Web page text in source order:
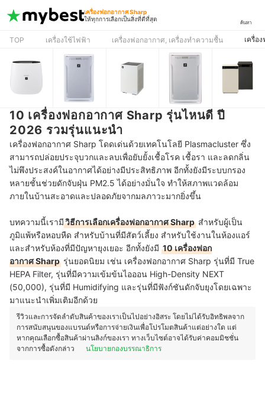
เครื่องฟอกอากาศ Sharp
ให้ทุกการเลือกเป็นสิ่งที่ดีที่สุด
ค้นหา
TOP เครื่องใช้ไฟฟ้า เครื่องฟอกอากาศ, เครื่องทำความชื้น เครื่อ
10 เครื่องฟอกอากาศ Sharp รุ่นไหนดี ปี
2026 รวมรุ่นแนะนำ
เครื่องฟอกอากาศ Sharp โดดเด่นด้วยเทคโนโลยี Plasmacluster ซึ่ง
สามารถปล่อยประจุบวกและลบเพื่อยับยั้งเชื้อโรค เชื้อรา และลดกลิ่น
ไม่พึงประสงค์ในอากาศได้อย่างมีประสิทธิภาพ อีกทั้งยังมีระบบกรอง
หลายชั้นช่วยดักจับฝุ่น PM2.5 ได้อย่างมั่นใจ ทำให้สภาพแวดล้อม
ภายในบ้านสะอาดและปลอดภัยจากมลภาวะมากยิ่งขึ้น
บทความนี้เรามีวิธีการเลือกเครื่องฟอกอากาศ Sharp สำหรับผู้เป็น
ภูมิแพ้หรือหอบหืด สำหรับบ้านที่มีสัตว์เลี้ยง สำหรับใช้งานในห้องแอร์
และสำหรับห้องที่มีปัญหายุงเยอะ อีกทั้งยังมี 10 เครื่องฟอก
อากาศ Sharp รุ่นยอดนิยม เช่น เครื่องฟอกอากาศ Sharp รุ่นที่มี True
HEPA Filter, รุ่นที่มีความเข้มข้นไอออน High-Density NEXT
(50,000), รุ่นที่มี Humidifying และรุ่นที่มีฟังก์ชันดักจับยุงโดยเฉพาะ
มาแนะนำเพิ่มเติมอีกด้วย
รีวิวและการจัดลำดับสินค้าของเราเป็นไปอย่างอิสระ โดยไม่ได้รับอิทธิพลจาก
การสนับสนุนของแบรนด์หรือการจ่ายเงินเพื่อโปรโมตสินค้าแต่อย่างใด แต่
หากคุณเลือกซื้อสินค้าผ่านลิงก์ของเรา ทางเว็บไซต์อาจได้รับค่าคอมมิชชั่น
จากการซื้อดังกล่าว
นโยบายกองบรรณาธิการ